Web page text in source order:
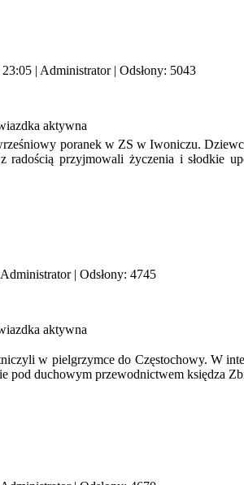
| Administrator| Odsłony: 5043
poranek w ZS w Iwoniczu.
radością przyjmowali życzenia i słodkie
Administrator| Odsłony: 4745
w pielgrzymce do Częstochowy. W
pod duchowym przewodnictwem księdza